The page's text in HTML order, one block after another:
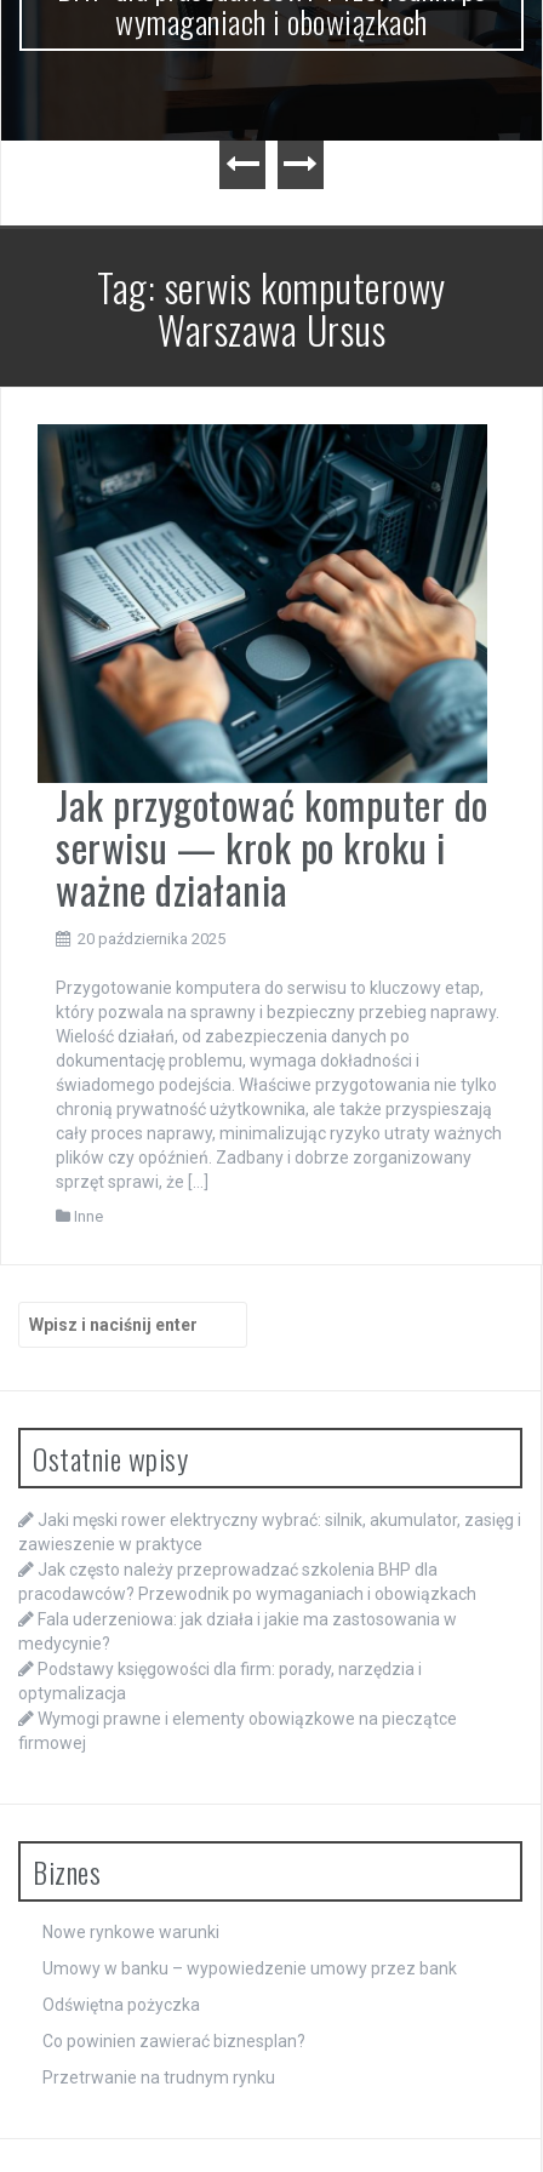
wymaganiach i obowiązkach
Tag:serwis komputerowy
Warszawa Ursus
Jak przygotować komputer do
serwisu — krok po kroku i
ważne działania
20 października 2025
Przygotowanie komputera do serwisu to kluczowy etap,
który pozwala na sprawny i bezpieczny przebieg naprawy.
Wielość działań, od zabezpieczenia danych po
dokumentację problemu, wymaga dokładności i
świadomego podejścia. Właściwe przygotowania nie tylko
chronią prywatność użytkownika, ale także przyspieszają
cały proces naprawy, minimalizując ryzyko utraty ważnych
plików czy opóźnień. Zadbany i dobrze zorganizowany
sprzęt sprawi, że […]
Inne
Szukaj:
Ostatnie wpisy
Jaki męski rower elektryczny wybrać: silnik, akumulator, zasięg i
zawieszenie w praktyce
Jak często należy przeprowadzać szkolenia BHP dla
pracodawców? Przewodnik po wymaganiach i obowiązkach
Fala uderzeniowa: jak działa i jakie ma zastosowania w
medycynie?
Podstawy księgowości dla firm: porady, narzędzia i
optymalizacja
Wymogi prawne i elementy obowiązkowe na pieczątce
firmowej
Biznes
Nowe rynkowe warunki
Umowy w banku – wypowiedzenie umowy przez bank
Odświętna pożyczka
Co powinien zawierać biznesplan?
Przetrwanie na trudnym rynku